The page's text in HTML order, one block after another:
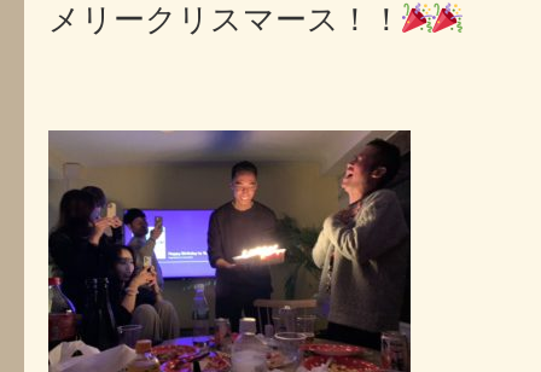
メリークリスマース！！